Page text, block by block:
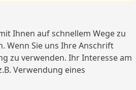
Ihnen auf schnellem Wege zu
Wenn Sie uns Ihre Anschrift
zu verwenden. Ihr Interesse am
Verwendung eines